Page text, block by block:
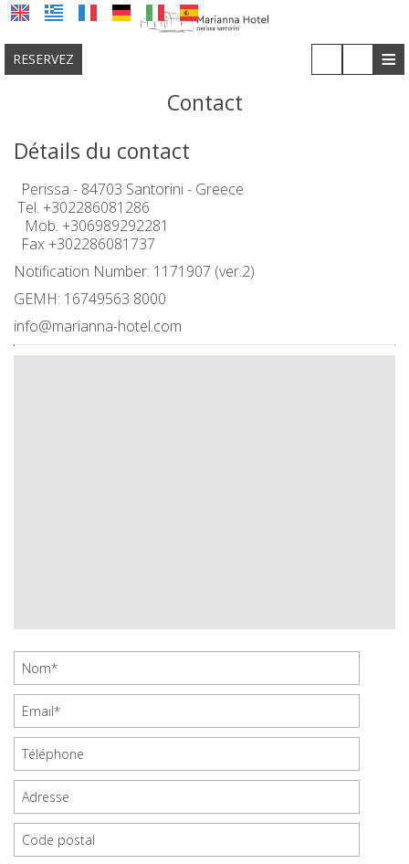
≡
RESERVEZ
EMPLACEMENT
HÉBERGEMENT
INSTALLATIONS
COVID-19
CONTACT
Contact
Détails du contact
Perissa - 84703 Santorini - Greece
Tel. +302286081286
Mob. +306989292281
Fax +302286081737
Notification Number: 1171907 (ver.2)
GEMH: 16749563 8000
info@marianna-hotel.com